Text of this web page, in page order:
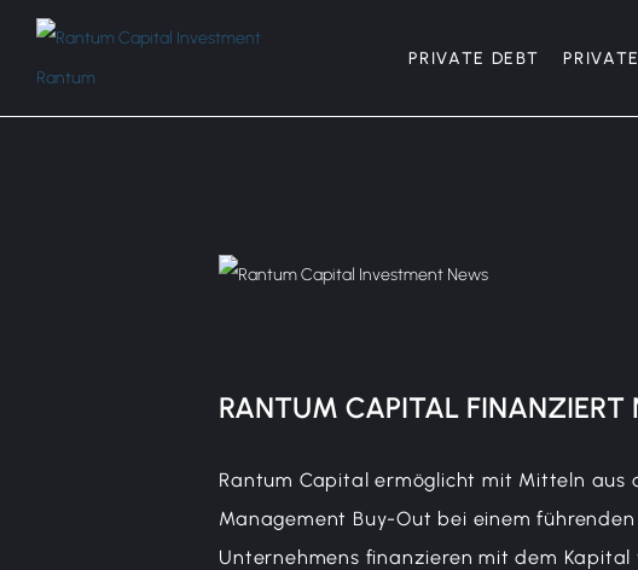
PRIVATE DEBT
RANTUM CAPITAL FINANZIERT
Rantum Capital ermöglicht mit Mitteln aus
Management Buy-Out bei einem
Unternehmens finanzieren mit dem